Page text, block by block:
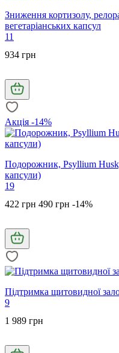
Зниження кортизолу,
вегетаріанських капсул
11
934 грн
Акція -14%
Подорожник, Psyllium
капсули)
19
422 грн 490 грн -14%
Підтримка щитовидної
9
1 989 грн